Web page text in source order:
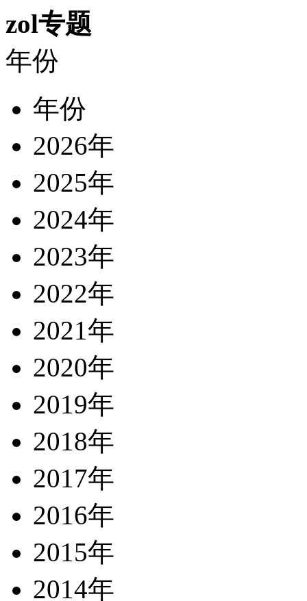
zol专题
年份
年份
2026年
2025年
2024年
2023年
2022年
2021年
2020年
2019年
2018年
2017年
2016年
2015年
2014年